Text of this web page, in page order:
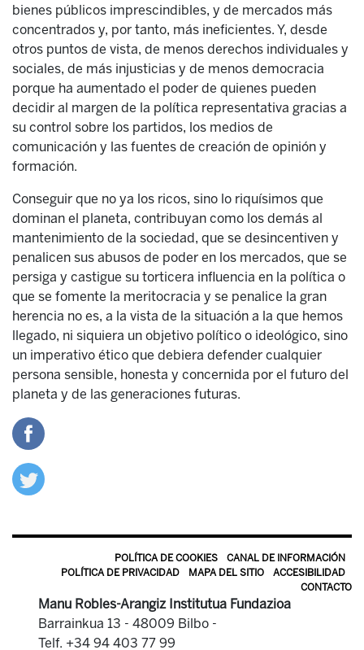
bienes públicos imprescindibles, y de mercados más
concentrados y, por tanto, más ineficientes. Y, desde
otros puntos de vista, de menos derechos individuales y
sociales, de más injusticias y de menos democracia
porque ha aumentado el poder de quienes pueden
decidir al margen de la política representativa gracias a
su control sobre los partidos, los medios de
comunicación y las fuentes de creación de opinión y
formación.
Conseguir que no ya los ricos, sino lo riquísimos que
dominan el planeta, contribuyan como los demás al
mantenimiento de la sociedad, que se desincentiven y
penalicen sus abusos de poder en los mercados, que se
persiga y castigue su torticera influencia en la política o
que se fomente la meritocracia y se penalice la gran
herencia no es, a la vista de la situación a la que hemos
llegado, ni siquiera un objetivo político o ideológico, sino
un imperativo ético que debiera defender cualquier
persona sensible, honesta y concernida por el futuro del
planeta y de las generaciones futuras.
POLÍTICA DE COOKIES
CANAL DE INFORMACIÓN
POLÍTICA DE PRIVACIDAD
MAPA DEL SITIO
ACCESIBILIDAD
CONTACTO
Manu Robles-Arangiz Institutua Fundazioa
Barrainkua 13 - 48009 Bilbo -
Telf. +34 94 403 77 99